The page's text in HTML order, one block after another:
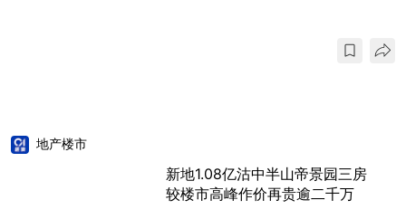
地产楼市
新地1.08亿沽中半山帝景园三房
较楼市高峰作价再贵逾二千万